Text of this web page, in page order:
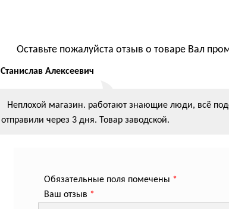
Оставьте пожалуйста отзыв о товаре Вал
Станислав Алексеевич
Неплохой магазин. работают знающие люди, всё
отправили через 3 дня. Товар заводской.
Обязательные поля помечены *
Ваш отзыв *